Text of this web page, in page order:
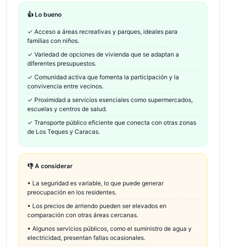
👍 Lo bueno
✓ Acceso a áreas recreativas y parques, ideales para
familias con niños.
✓ Variedad de opciones de vivienda que se adaptan a
diferentes presupuestos.
✓ Comunidad activa que fomenta la participación y la
convivencia entre vecinos.
✓ Proximidad a servicios esenciales como supermercados,
escuelas y centros de salud.
✓ Transporte público eficiente que conecta con otras zonas
de Los Teques y Caracas.
👎 A considerar
• La seguridad es variable, lo que puede generar
preocupación en los residentes.
• Los precios de arriendo pueden ser elevados en
comparación con otras áreas cercanas.
• Algunos servicios públicos, como el suministro de agua y
electricidad, presentan fallas ocasionales.